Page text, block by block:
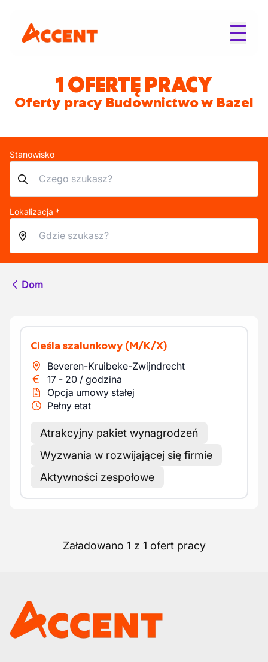
1 OFERTĘ PRACY
Oferty pracy Budownictwo w Bazel
Stanowisko
Lokalizacja *
Dom
Cieśla szalunkowy (M/K/X)
Beveren-Kruibeke-Zwijndrecht
17 - 20 / godzina
Opcja umowy stałej
Pełny etat
Atrakcyjny pakiet wynagrodzeń
Wyzwania w rozwijającej się firmie
Aktywności zespołowe
Załadowano 1 z 1 ofert pracy